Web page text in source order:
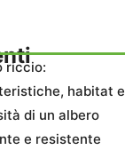
riccio:
habitat e
di un albero
e resistente